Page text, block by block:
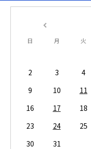
日 月 火
2
3 4
9
10 11
16
17 18
23
24 25
30
31